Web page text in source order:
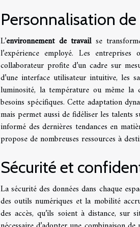
Personnalisation
L’environnement de travailse
l’expérience employé. Les
collaborateur profite d’un cadre sur
d’une interface utilisateur intuitive, les
luminosité, la température ou même
besoins spécifiques. Cette adaptation
mais permet aussi de fidéliser les
informé des dernières tendances en
propose de nombreuses ressources à
Sécurité et
La sécurité des données dans chaque
des outils numériques et la mobilité
des accès, qu’ils soient à distance,